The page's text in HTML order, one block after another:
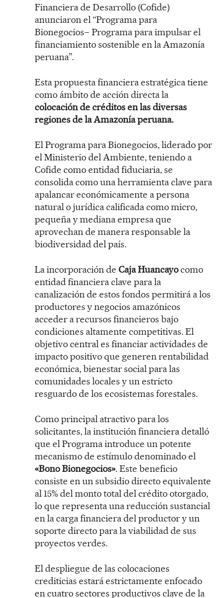
Financiera de Desarrollo (Cofide)
anunciaron el “Programa para
Bionegocios– Programa para impulsar el
financiamiento sostenible en la Amazonía
peruana”.
Esta propuesta financiera estratégica tiene
como ámbito de acción directa la
colocación de créditos en las diversas
regiones de la Amazonía peruana.
El Programa para Bionegocios, liderado por
el Ministerio del Ambiente, teniendo a
Cofide como entidad fiduciaria, se
consolida como una herramienta clave para
apalancar económicamente a persona
natural o jurídica calificada como micro,
pequeña y mediana empresa que
aprovechan de manera responsable la
biodiversidad del país.
La incorporación de Caja Huancayocomo
entidad financiera clave para la
canalización de estos fondos permitirá a los
productores y negocios amazónicos
acceder a recursos financieros bajo
condiciones altamente competitivas. El
objetivo central es financiar actividades de
impacto positivo que generen rentabilidad
económica, bienestar social para las
comunidades locales y un estricto
resguardo de los ecosistemas forestales.
Como principal atractivo para los
solicitantes, la institución financiera detalló
que el Programa introduce un potente
mecanismo de estímulo denominado el
«Bono Bionegocios». Este beneficio
consiste en un subsidio directo equivalente
al 15% del monto total del crédito otorgado,
lo que representa una reducción sustancial
en la carga financiera del productor y un
soporte directo para la viabilidad de sus
proyectos verdes.
El despliegue de las colocaciones
crediticias estará estrictamente enfocado
en cuatro sectores productivos clave de la